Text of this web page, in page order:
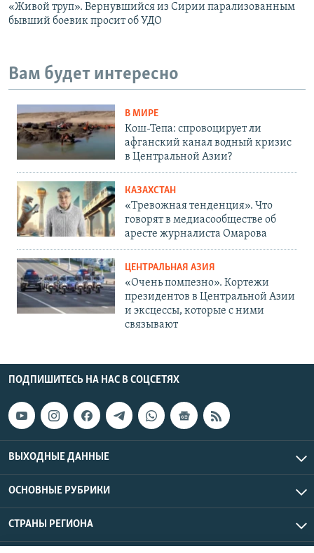
«Живой труп». Вернувшийся из Сирии парализованным
бывший боевик просит об УДО
Вам будет интересно
В МИРЕ
Кош-Тепа: спровоцирует ли
афганский канал водный кризис
в Центральной Азии?
КАЗАХСТАН
«Тревожная тенденция». Что
говорят в медиасообществе об
аресте журналиста Омарова
ЦЕНТРАЛЬНАЯ АЗИЯ
«Очень помпезно». Кортежи
президентов в Центральной Азии
и эксцессы, которые с ними
связывают
ПОДПИШИТЕСЬ НА НАС В СОЦСЕТЯХ
ВЫХОДНЫЕ ДАННЫЕ
ОСНОВНЫЕ РУБРИКИ
СТРАНЫ РЕГИОНА